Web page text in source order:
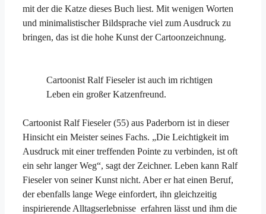
mit der die Katze dieses Buch liest. Mit wenigen Worten
und minimalistischer Bildsprache viel zum Ausdruck zu
bringen, das ist die hohe Kunst der Cartoonzeichnung.
Cartoonist Ralf Fieseler ist auch im richtigen
Leben ein großer Katzenfreund.
Cartoonist Ralf Fieseler (55) aus Paderborn ist in dieser
Hinsicht ein Meister seines Fachs. „Die Leichtigkeit im
Ausdruck mit einer treffenden Pointe zu verbinden, ist oft
ein sehr langer Weg“, sagt der Zeichner. Leben kann Ralf
Fieseler von seiner Kunst nicht. Aber er hat einen Beruf,
der ebenfalls lange Wege einfordert, ihn gleichzeitig
inspirierende Alltagserlebnisse erfahren lässt und ihm die